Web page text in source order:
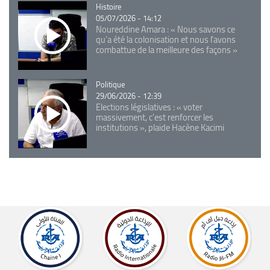
Catégorie
Histoire
05/07/2026 - 14:12
Noureddine Amara : « Nous savons ce
qu’a été la colonisation et nous l’avons
combattue de la meilleure des façons »
Catégorie
Politique
29/06/2026 - 12:39
Elections législatives : « voter
massivement, c'est renforcer les
institutions », plaide Hacène Kacimi